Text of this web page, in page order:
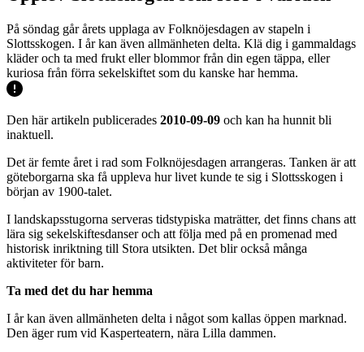
På söndag går årets upplaga av Folknöjesdagen av stapeln i
Slottsskogen. I år kan även allmänheten delta. Klä dig i gammaldags
kläder och ta med frukt eller blommor från din egen täppa, eller
kuriosa från förra sekelskiftet som du kanske har hemma.
Den här artikeln publicerades 2010-09-09 och kan ha hunnit bli
inaktuell.
Det är femte året i rad som Folknöjesdagen arrangeras. Tanken är att
göteborgarna ska få uppleva hur livet kunde te sig i Slottsskogen i
början av 1900-talet.
I landskapsstugorna serveras tidstypiska maträtter, det finns chans att
lära sig sekelskiftesdanser och att följa med på en promenad med
historisk inriktning till Stora utsikten. Det blir också många
aktiviteter för barn.
Ta med det du har hemma
I år kan även allmänheten delta i något som kallas öppen marknad.
Den äger rum vid Kasperteatern, nära Lilla dammen.